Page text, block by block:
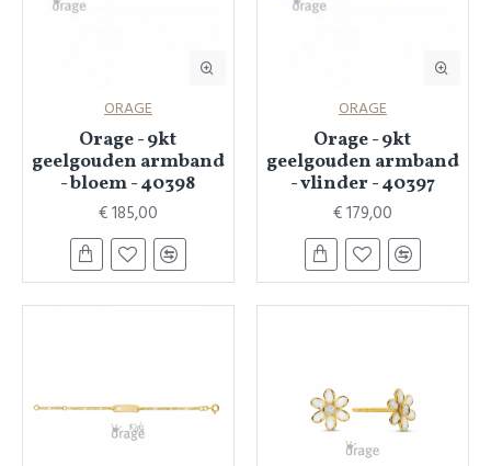
ORAGE
Orage - 9kt
geelgouden armband
- bloem - 40398
€ 185,00
ORAGE
Orage - 9kt
geelgouden armband
- vlinder - 40397
€ 179,00